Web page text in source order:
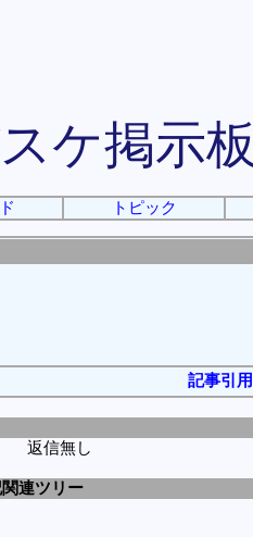
ケ掲示板
トピック
記事引用
返信無し
連ツリー